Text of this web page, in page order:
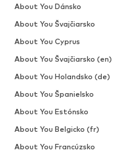
About You Dánsko
About You Švajčiarsko
About You Cyprus
About You Švajčiarsko (en)
About You Holandsko (de)
About You Španielsko
About You Estónsko
About You Belgicko (fr)
About You Francúzsko